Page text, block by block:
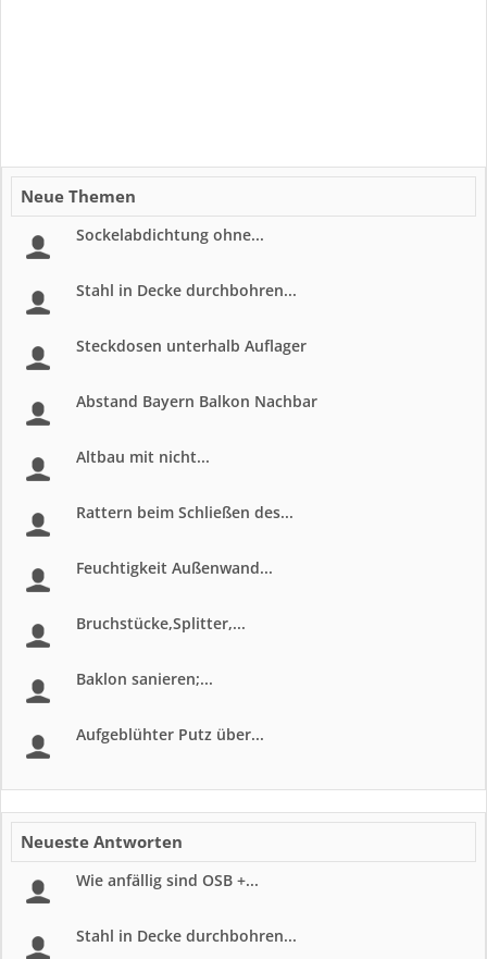
Neue Themen
Sockelabdichtung ohne...
Stahl in Decke durchbohren...
Steckdosen unterhalb Auflager
Abstand Bayern Balkon Nachbar
Altbau mit nicht...
Rattern beim Schließen des...
Feuchtigkeit Außenwand...
Bruchstücke,Splitter,...
Baklon sanieren;...
Aufgeblühter Putz über...
Neueste Antworten
Wie anfällig sind OSB +...
Stahl in Decke durchbohren...